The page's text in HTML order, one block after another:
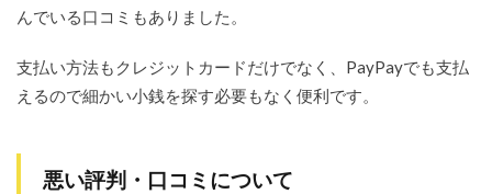
んでいる口コミもありました。
支払い方法もクレジットカードだけでなく、PayPayでも支払
えるので細かい小銭を探す必要もなく便利です。
悪い評判・口コミについて